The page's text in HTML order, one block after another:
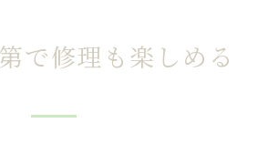
で修理も楽しめる